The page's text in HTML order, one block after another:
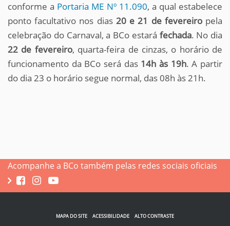
conforme a Portaria ME Nº 11.090, a qual estabelece
ponto facultativo nos dias 20 e 21 de fevereiropela
celebração do Carnaval, a BCo estará fechada. No dia
22 de fevereiro, quarta-feira de cinzas, o horário de
funcionamento da BCo será das 14h às 19h. A partir
do dia 23 o horário segue normal, das 08h às 21h.
Acompanhe a BCo também pelas redes sociais oficiais
MAPA DO SITE ACESSIBILIDADE ALTO CONTRASTE